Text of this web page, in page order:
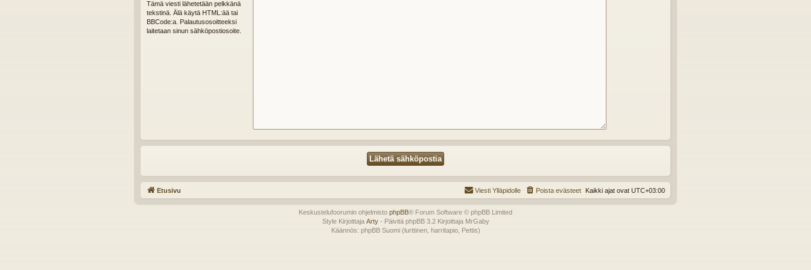
Tämä viesti lähetetään pelkkänä
tekstinä. Älä käytä HTML:ää tai
BBCode:a. Palautusosoitteeksi
laitetaan sinun sähköpostiosoite.
Etusivu Kaikki ajat ovat UTC+03:00
Poista evästeet
Viesti Ylläpidolle
Keskustelufoorumin ohjelmisto phpBB® Forum Software © phpBB Limited
Style Kirjoittaja Arty- Päivitä phpBB 3.2 Kirjoittaja MrGaby
Käännös: phpBB Suomi (lurttinen, harritapio, Pettis)